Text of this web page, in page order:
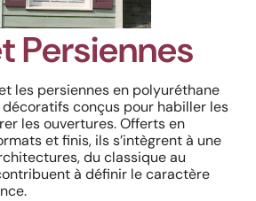
Persiennes
les persiennes en polyuréthane
conçus pour habiller les
les ouvertures. Offerts en
et finis, ils s’intègrent à une
du classique au
à définir le caractère